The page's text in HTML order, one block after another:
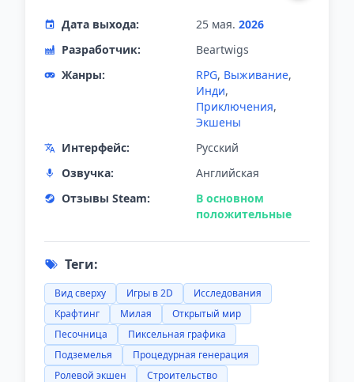
Дата выхода: 25 мая. 2026
Разработчик:
Beartwigs
Жанры:
RPG, Выживание,
Инди,
Приключения,
Экшены
Интерфейс:
Русский
Озвучка:
Английская
Отзывы Steam:
В основном
положительные
Теги:
Вид сверху Игры в 2D
Исследования
Крафтинг
Милая
Открытый мир
Песочница
Пиксельная графика
Подземелья
Процедурная генерация
Ролевой экшен
Строительство